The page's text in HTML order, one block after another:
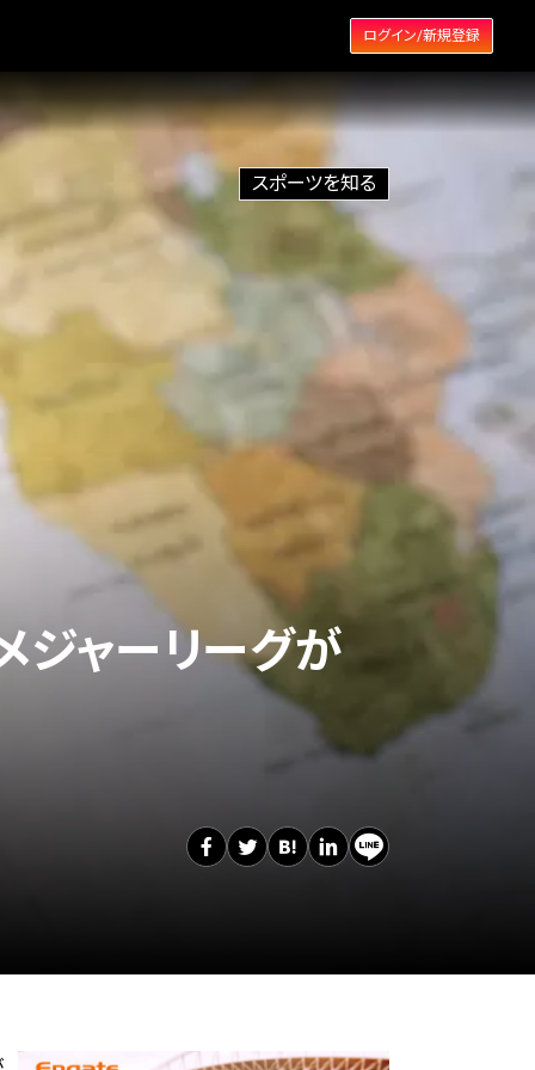
ログイン/新規登録
スポーツを知る
ジャーリーグが